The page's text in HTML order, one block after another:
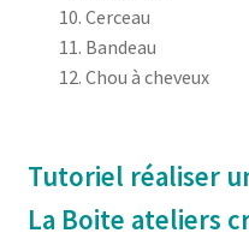
Cerceau
Bandeau
Chou à cheveux
Tutoriel réaliser
La Boite ateliers